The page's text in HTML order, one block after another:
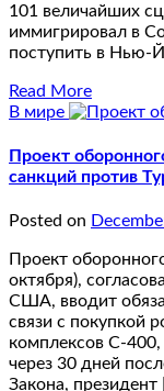
101 величайших
иммигрировал в
поступить в Нью-
Read More
В мире
Проект
санкций против
Posted on
Проект
октября),
США, вводит
связи с покупкой
комплексов С-
через 30 дней
Закона,